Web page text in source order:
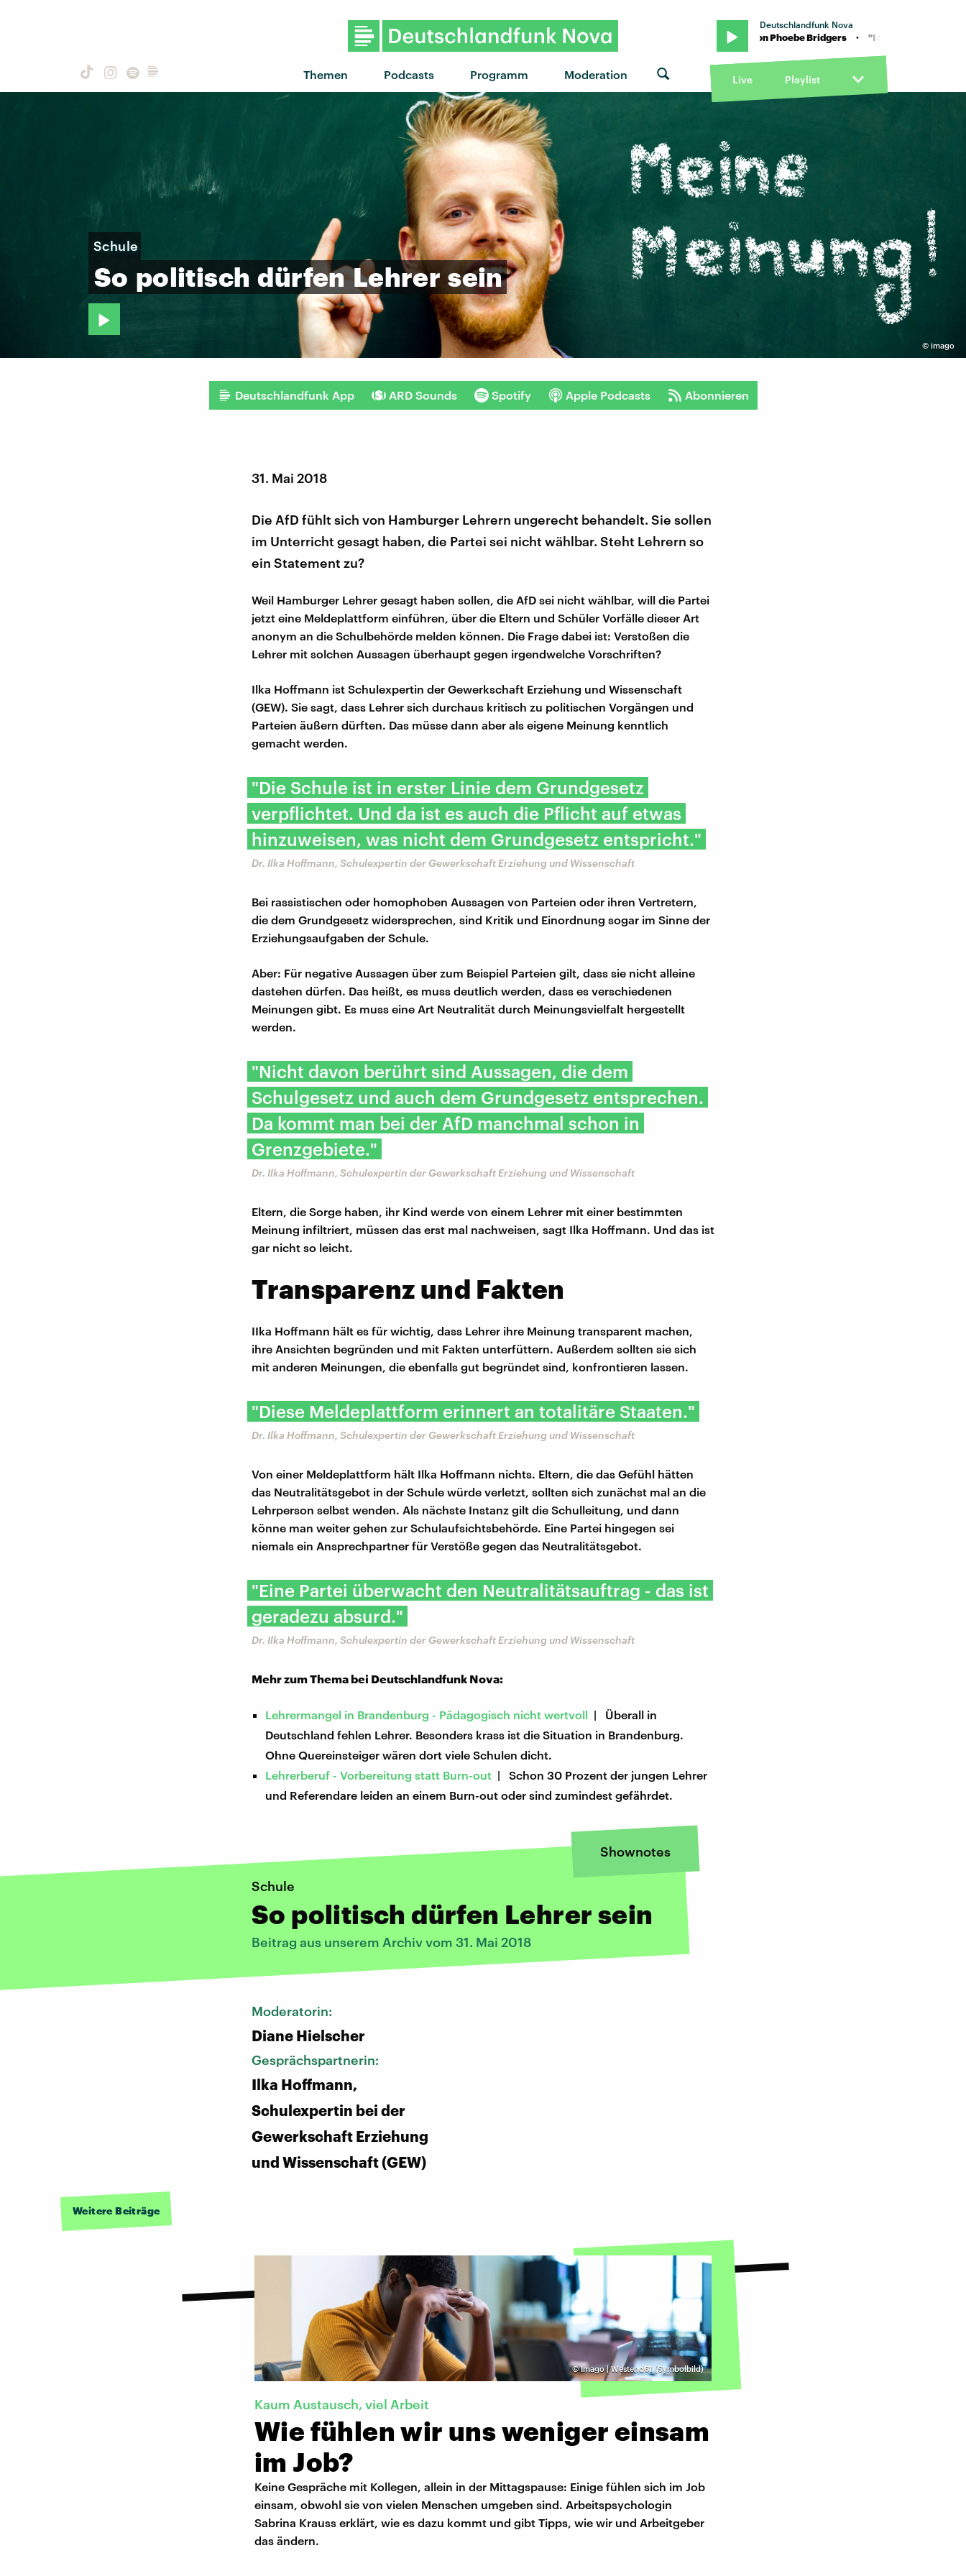
Themen Podcasts Programm Moderation
Deutschlandfunk Nova
"I See You" von Phoebe Bridgers · "I See You" von Phoebe Bridgers · "I See You" von Phoebe Bridgers
Live Playlist
© imago
Schule
So politisch dürfen Lehrer sein
Deutschlandfunk App ARD Sounds Spotify Apple Podcasts Abonnieren
31. Mai 2018
Die AfD fühlt sich von Hamburger Lehrern ungerecht behandelt. Sie sollen
im Unterricht gesagt haben, die Partei sei nicht wählbar. Steht Lehrern so
ein Statement zu?
Weil Hamburger Lehrer gesagt haben sollen, die AfD sei nicht wählbar, will die Partei
jetzt eine Meldeplattform einführen, über die Eltern und Schüler Vorfälle dieser Art
anonym an die Schulbehörde melden können. Die Frage dabei ist: Verstoßen die
Lehrer mit solchen Aussagen überhaupt gegen irgendwelche Vorschriften?
Ilka Hoffmann ist Schulexpertin der Gewerkschaft Erziehung und Wissenschaft
(GEW). Sie sagt, dass Lehrer sich durchaus kritisch zu politischen Vorgängen und
Parteien äußern dürften. Das müsse dann aber als eigene Meinung kenntlich
gemacht werden.
"Die Schule ist in erster Linie dem Grundgesetz
verpflichtet. Und da ist es auch die Pflicht auf etwas
hinzuweisen, was nicht dem Grundgesetz entspricht."
Dr. ​Ilka Hoffmann, Schulexpertin der Gewerkschaft Erziehung und Wissenschaft
Bei rassistischen oder homophoben Aussagen von Parteien oder ihren Vertretern,
die dem Grundgesetz widersprechen, sind Kritik und Einordnung sogar im Sinne der
Erziehungsaufgaben der Schule.
Aber: Für negative Aussagen über zum Beispiel Parteien gilt, dass sie nicht alleine
dastehen dürfen. Das heißt, es muss deutlich werden, dass es verschiedenen
Meinungen gibt. Es muss eine Art Neutralität durch Meinungsvielfalt hergestellt
werden.
"Nicht davon berührt sind Aussagen, die dem
Schulgesetz und auch dem Grundgesetz entsprechen.
Da kommt man bei der AfD manchmal schon in
Grenzgebiete."
Dr. ​Ilka Hoffmann, Schulexpertin der Gewerkschaft Erziehung und Wissenschaft
Eltern, die Sorge haben, ihr Kind werde von einem Lehrer mit einer bestimmten
Meinung infiltriert, müssen das erst mal nachweisen, sagt Ilka Hoffmann. Und das ist
gar nicht so leicht.
Transparenz und Fakten
IIka Hoffmann hält es für wichtig, dass Lehrer ihre Meinung transparent machen,
ihre Ansichten begründen und mit Fakten unterfüttern. Außerdem sollten sie sich
mit anderen Meinungen, die ebenfalls gut begründet sind, konfrontieren lassen.
"Diese Meldeplattform erinnert an totalitäre Staaten."
Dr. ​Ilka Hoffmann, Schulexpertin der Gewerkschaft Erziehung und Wissenschaft
Von einer Meldeplattform hält Ilka Hoffmann nichts. Eltern, die das Gefühl hätten
das Neutralitätsgebot in der Schule würde verletzt, sollten sich zunächst mal an die
Lehrperson selbst wenden. Als nächste Instanz gilt die Schulleitung, und dann
könne man weiter gehen zur Schulaufsichtsbehörde. Eine Partei hingegen sei
niemals ein Ansprechpartner für Verstöße gegen das Neutralitätsgebot.
"Eine Partei überwacht den Neutralitätsauftrag - das ist
geradezu absurd."
Dr. ​Ilka Hoffmann, Schulexpertin der Gewerkschaft Erziehung und Wissenschaft
Mehr zum Thema bei Deutschlandfunk Nova:
Lehrermangel in Brandenburg - Pädagogisch nicht wertvoll | Überall in
Deutschland fehlen Lehrer. Besonders krass ist die Situation in Brandenburg.
Ohne Quereinsteiger wären dort viele Schulen dicht.
Lehrerberuf - Vorbereitung statt Burn-out | Schon 30 Prozent der jungen Lehrer
und Referendare leiden an einem Burn-out oder sind zumindest gefährdet.
Shownotes
Schule
So politisch dürfen Lehrer sein
Beitrag aus unserem Archiv vom 31. Mai 2018
Moderatorin:
Diane Hielscher
Gesprächspartnerin:
Ilka Hoffmann,
Schulexpertin bei der
Gewerkschaft Erziehung
und Wissenschaft (GEW)
Weitere Beiträge
©Imago | Westend61 (Symbolbild)
Kaum Austausch, viel Arbeit
Wie fühlen wir uns weniger einsam
im Job?
Keine Gespräche mit Kollegen, allein in der Mittagspause: Einige fühlen sich im Job
einsam, obwohl sie von vielen Menschen umgeben sind. Arbeitspsychologin
Sabrina Krauss erklärt, wie es dazu kommt und gibt Tipps, wie wir und Arbeitgeber
das ändern.